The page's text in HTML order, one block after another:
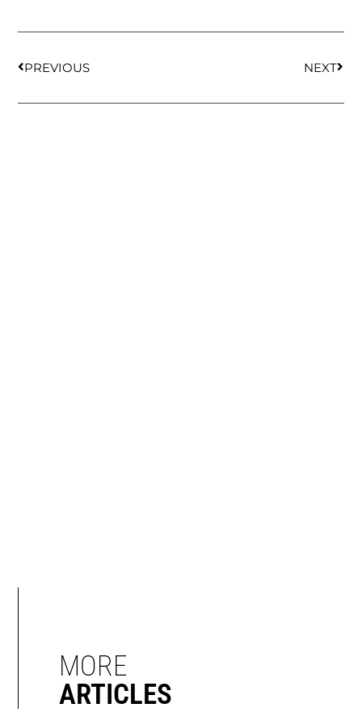
PREVIOUS NEXT
MORE
ARTICLES